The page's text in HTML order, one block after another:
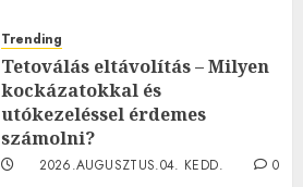
Trending
Tetoválás eltávolítás – Milyen
kockázatokkal és
utókezeléssel érdemes
számolni?
2026.AUGUSZTUS.04. KEDD.
0